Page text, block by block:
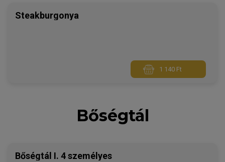
Steakburgonya
1 140 Ft
Bőségtál
Bőségtál I. 4 személyes